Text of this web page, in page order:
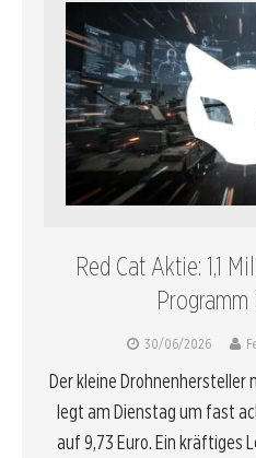
Red Cat Aktie: 1,1
30/06/2026
Der kleine Drohnenhersteller
legt am Dienstag um fast
auf 9,73 Euro. Ein kräftiges